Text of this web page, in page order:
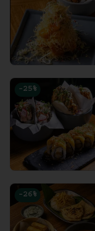
-25 %
-26 %